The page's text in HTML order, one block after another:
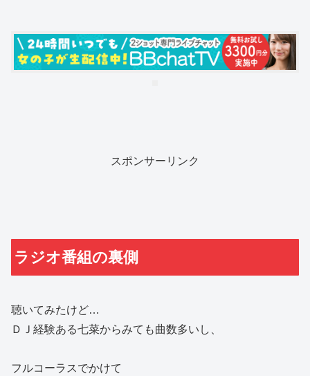
スポンサーリンク
ラジオ番組の裏側
聴いてみたけど…
ＤＪ経験ある七菜からみても曲数多いし、
フルコーラスでかけて